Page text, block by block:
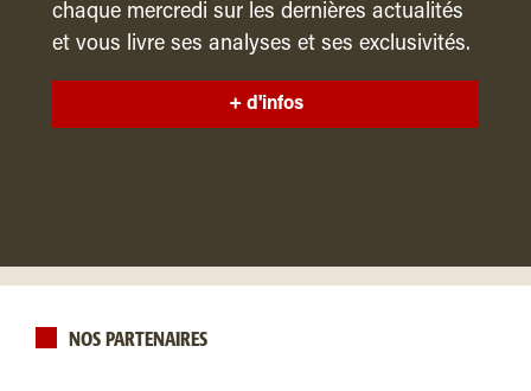
chaque mercredi sur les dernières actualités
et vous livre ses analyses et ses exclusivités.
+ d'infos
NOS PARTENAIRES